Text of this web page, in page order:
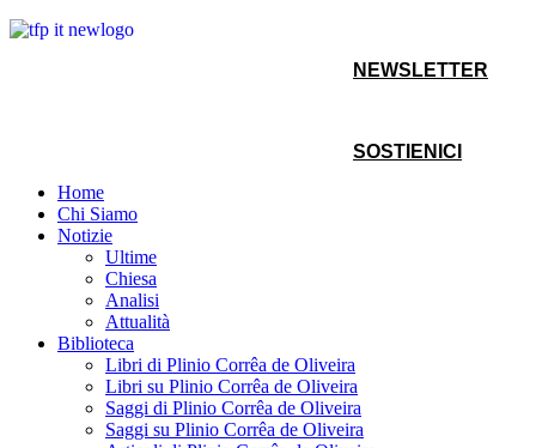
NEWSLETTER
SOSTIENICI
Home
Chi Siamo
Notizie
Ultime
Chiesa
Analisi
Attualità
Biblioteca
Libri di Plinio Corrêa de Oliveira
Libri su Plinio Corrêa de Oliveira
Saggi di Plinio Corrêa de Oliveira
Saggi su Plinio Corrêa de Oliveira